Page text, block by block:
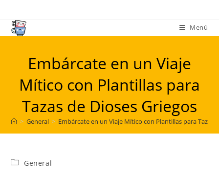
contenido
Menú
Embárcate en un Viaje
Mítico con Plantillas para
Tazas de Dioses Griegos
> General > Embárcate en un Viaje Mítico con Plantillas para Tazas
Categoría
General